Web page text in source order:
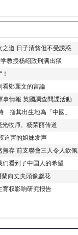
道 日子清貧但不受誘惑
教授杨绍政刑满出狱
看鄭麗文的言論
事情報 英國調查間諜活動
指其出生地為「中國」
牧师、杨荣丽传道
迫害的姐妹发声
存 前支聯會三人令人欽佩
看到了中国人的希望
向丈夫頭像獻花
育权影响研究报告